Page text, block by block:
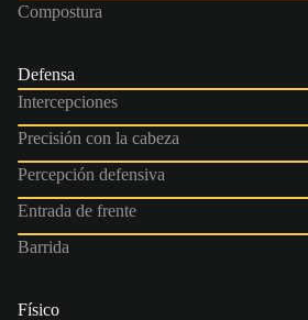
Compostura
Defensa
Intercepciones
Precisión con la cabeza
Percepción defensiva
Entrada de frente
Barrida
Físico